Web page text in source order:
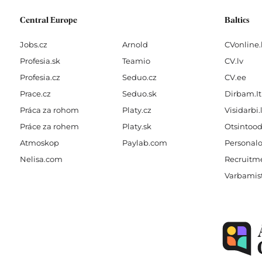
Central Europe
Jobs.cz
Profesia.sk
Profesia.cz
Prace.cz
Práca za rohom
Práce za rohem
Atmoskop
Nelisa.com
Arnold
Teamio
Seduo.cz
Seduo.sk
Platy.cz
Platy.sk
Paylab.com
Baltics
CV.lv
CV.ee
Dirbam.It